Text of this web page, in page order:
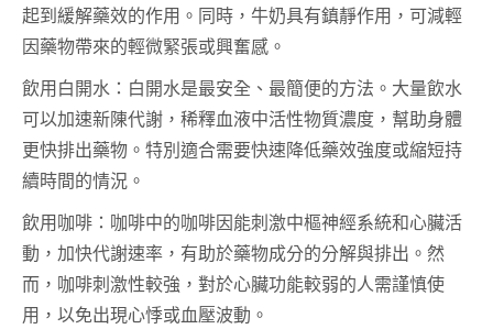
起到緩解藥效的作用。同時，牛奶具有鎮靜作用，可減輕
因藥物帶來的輕微緊張或興奮感。
飲用白開水：白開水是最安全、最簡便的方法。大量飲水
可以加速新陳代謝，稀釋血液中活性物質濃度，幫助身體
更快排出藥物。特別適合需要快速降低藥效強度或縮短持
續時間的情況。
飲用咖啡：咖啡中的咖啡因能刺激中樞神經系統和心臟活
動，加快代謝速率，有助於藥物成分的分解與排出。然
而，咖啡刺激性較強，對於心臟功能較弱的人需謹慎使
用，以免出現心悸或血壓波動。